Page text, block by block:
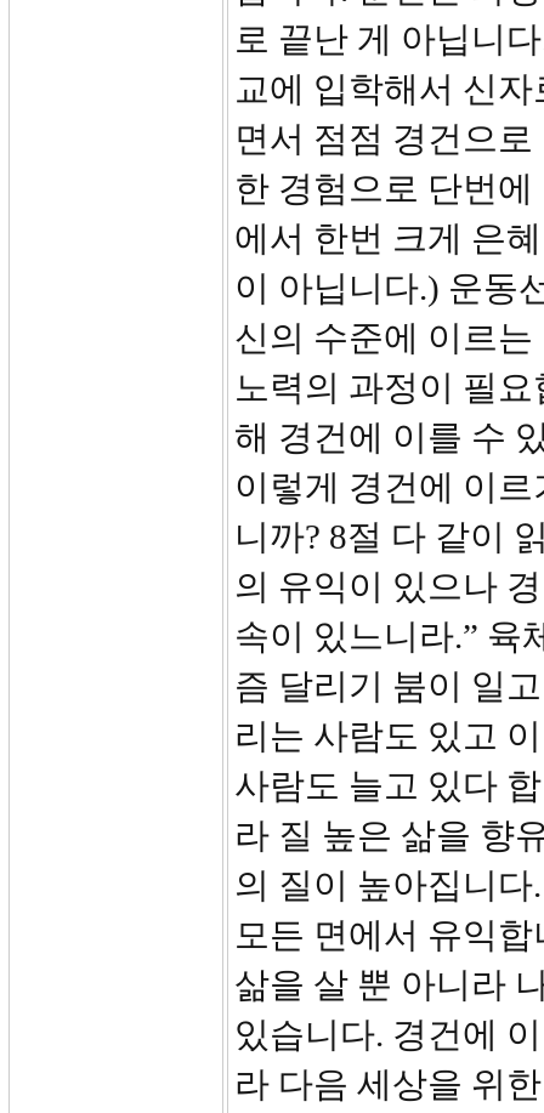
로 끝난 게 아닙니
교에 입학해서 신
면서 점점 경건으
한 경험으로 단번
에서 한번 크게 은
이 아닙니다.) 운동
신의 수준에 이르
노력의 과정이 필
해 경건에 이를 수
이렇게 경건에 이
니까? 8절 다 같이
의 유익이 있으나
속이 있느니라.” 육
즘 달리기 붐이 일
리는 사람도 있고
사람도 늘고 있다
라 질 높은 삶을 향
의 질이 높아집니
모든 면에서 유익
삶을 살 뿐 아니라
있습니다. 경건에
라 다음 세상을 위